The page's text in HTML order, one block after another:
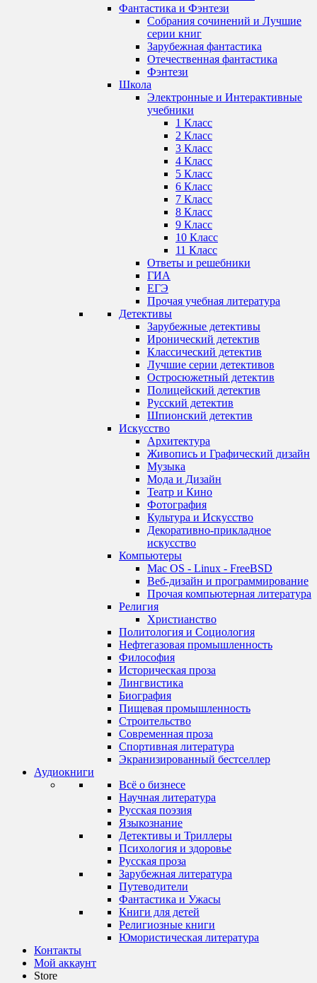
Фантастика и Фэнтези
Собрания сочинений и Лучшие
серии книг
Зарубежная фантастика
Отечественная фантастика
Фэнтези
Школа
Электронные и Интерактивные
учебники
1 Класс
2 Класс
3 Класс
4 Класс
5 Класс
6 Класс
7 Класс
8 Класс
9 Класс
10 Класс
11 Класс
Ответы и решебники
ГИА
ЕГЭ
Прочая учебная литература
Детективы
Зарубежные детективы
Иронический детектив
Классический детектив
Лучшие серии детективов
Остросюжетный детектив
Полицейский детектив
Русский детектив
Шпионский детектив
Искусство
Архитектура
Живопись и Графический дизайн
Музыка
Мода и Дизайн
Театр и Кино
Фотография
Культура и Искусство
Декоративно-прикладное
искусство
Компьютеры
Mac OS - Linux - FreeBSD
Веб-дизайн и программирование
Прочая компьютерная литература
Религия
Христианство
Политология и Социология
Нефтегазовая промышленность
Философия
Историческая проза
Лингвистика
Биография
Пищевая промышленность
Строительство
Современная проза
Спортивная литература
Экранизированный бестселлер
Аудиокниги
Всё о бизнесе
Научная литература
Русская поэзия
Языкознание
Детективы и Триллеры
Психология и здоровье
Русская проза
Зарубежная литература
Путеводители
Фантастика и Ужасы
Книги для детей
Религиозные книги
Юмористическая литература
Контакты
Мой аккаунт
Store